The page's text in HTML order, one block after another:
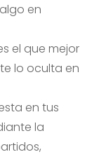
en
el que mejor
lo oculta en
en tus
la